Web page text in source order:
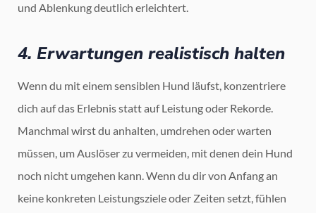
und Ablenkung deutlich erleichtert.
4. Erwartungen realistisch halten
Wenn du mit einem sensiblen Hund läufst, konzentriere
dich auf das Erlebnis statt auf Leistung oder Rekorde.
Manchmal wirst du anhalten, umdrehen oder warten
müssen, um Auslöser zu vermeiden, mit denen dein Hund
noch nicht umgehen kann. Wenn du dir von Anfang an
keine konkreten Leistungsziele oder Zeiten setzt, fühlen